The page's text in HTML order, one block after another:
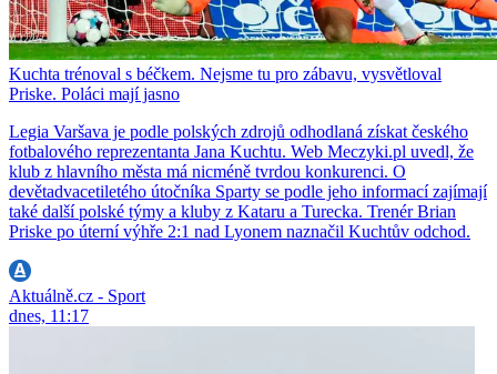
Kuchta trénoval s béčkem. Nejsme tu pro zábavu, vysvětloval
Priske. Poláci mají jasno
Legia Varšava je podle polských zdrojů odhodlaná získat českého
fotbalového reprezentanta Jana Kuchtu. Web Meczyki.pl uvedl, že
klub z hlavního města má nicméně tvrdou konkurenci. O
devětadvacetiletého útočníka Sparty se podle jeho informací zajímají
také další polské týmy a kluby z Kataru a Turecka. Trenér Brian
Priske po úterní výhře 2:1 nad Lyonem naznačil Kuchtův odchod.
Aktuálně.cz - Sport
dnes, 11:17